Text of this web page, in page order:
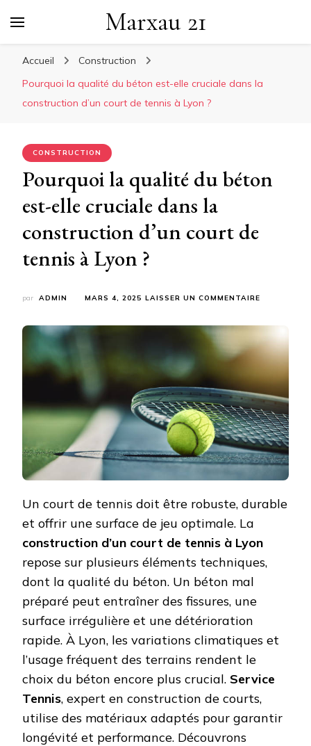
Marxau 21
Accueil
Construction
Pourquoi la qualité du béton est-elle cruciale dans la
construction d’un court de tennis à Lyon ?
CONSTRUCTION
Pourquoi la qualité du béton
est-elle cruciale dans la
construction d’un court de
tennis à Lyon ?
par ADMIN MARS 4, 2025 LAISSER UN COMMENTAIRE
DU
BÉTON
ELLE
CRUCIALE
DANS
LA
D’UN
COURT
LYON
Un court de tennis doit être robuste, durable
et offrir une surface de jeu optimale. La
construction d’un court de tennis à Lyon
repose sur plusieurs éléments techniques,
dont la qualité du béton. Un béton mal
préparé peut entraîner des fissures, une
surface irrégulière et une détérioration
rapide. À Lyon, les variations climatiques et
l’usage fréquent des terrains rendent le
choix du béton encore plus crucial. Service
Tennis, expert en construction de courts,
utilise des matériaux adaptés pour garantir
longévité et performance. Découvrons